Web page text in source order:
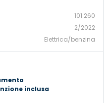
101.260
2/2022
Elettrica/benzina
inclusa